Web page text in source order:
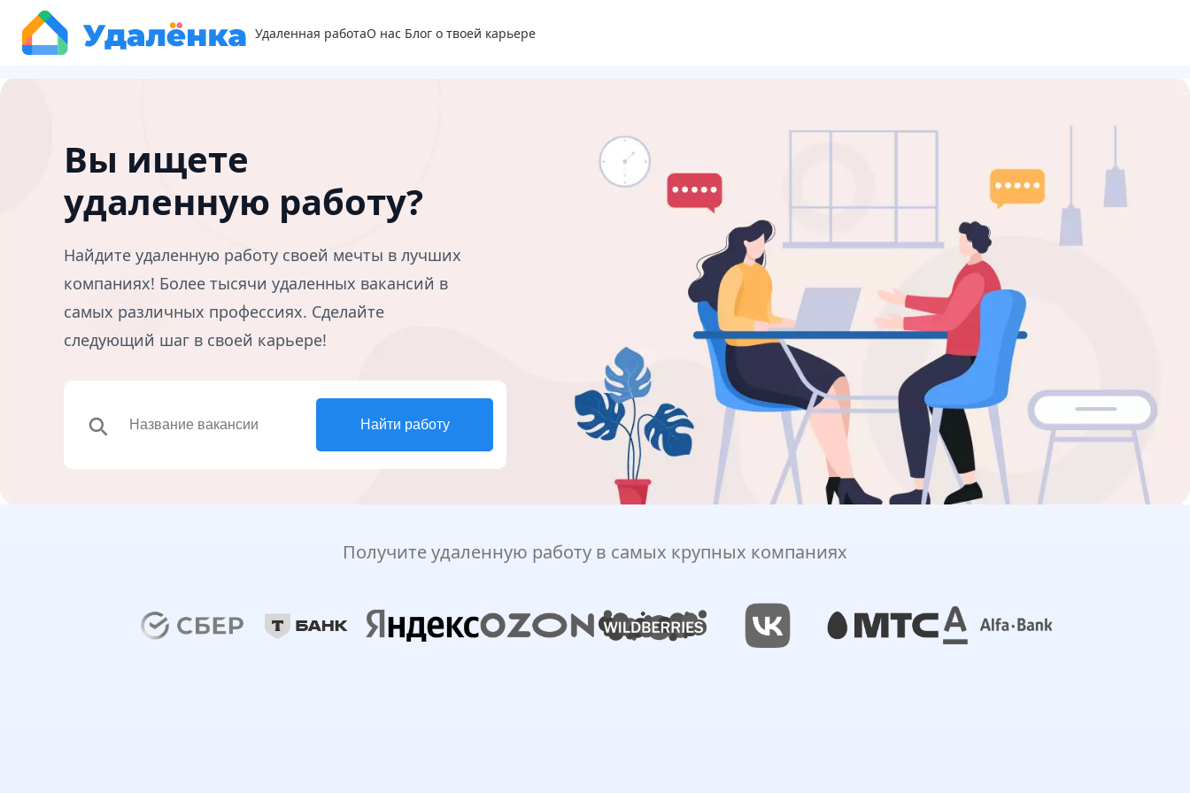
Удаленная работаО нас Блог о твоей карьере
Вы ищете
удаленную работу?
Найдите удаленную работу своей мечты в лучших
компаниях! Более тысячи удаленных вакансий в
самых различных профессиях. Сделайте
следующий шаг в своей карьере!
search Найти работу
Получите удаленную работу в самых крупных компаниях